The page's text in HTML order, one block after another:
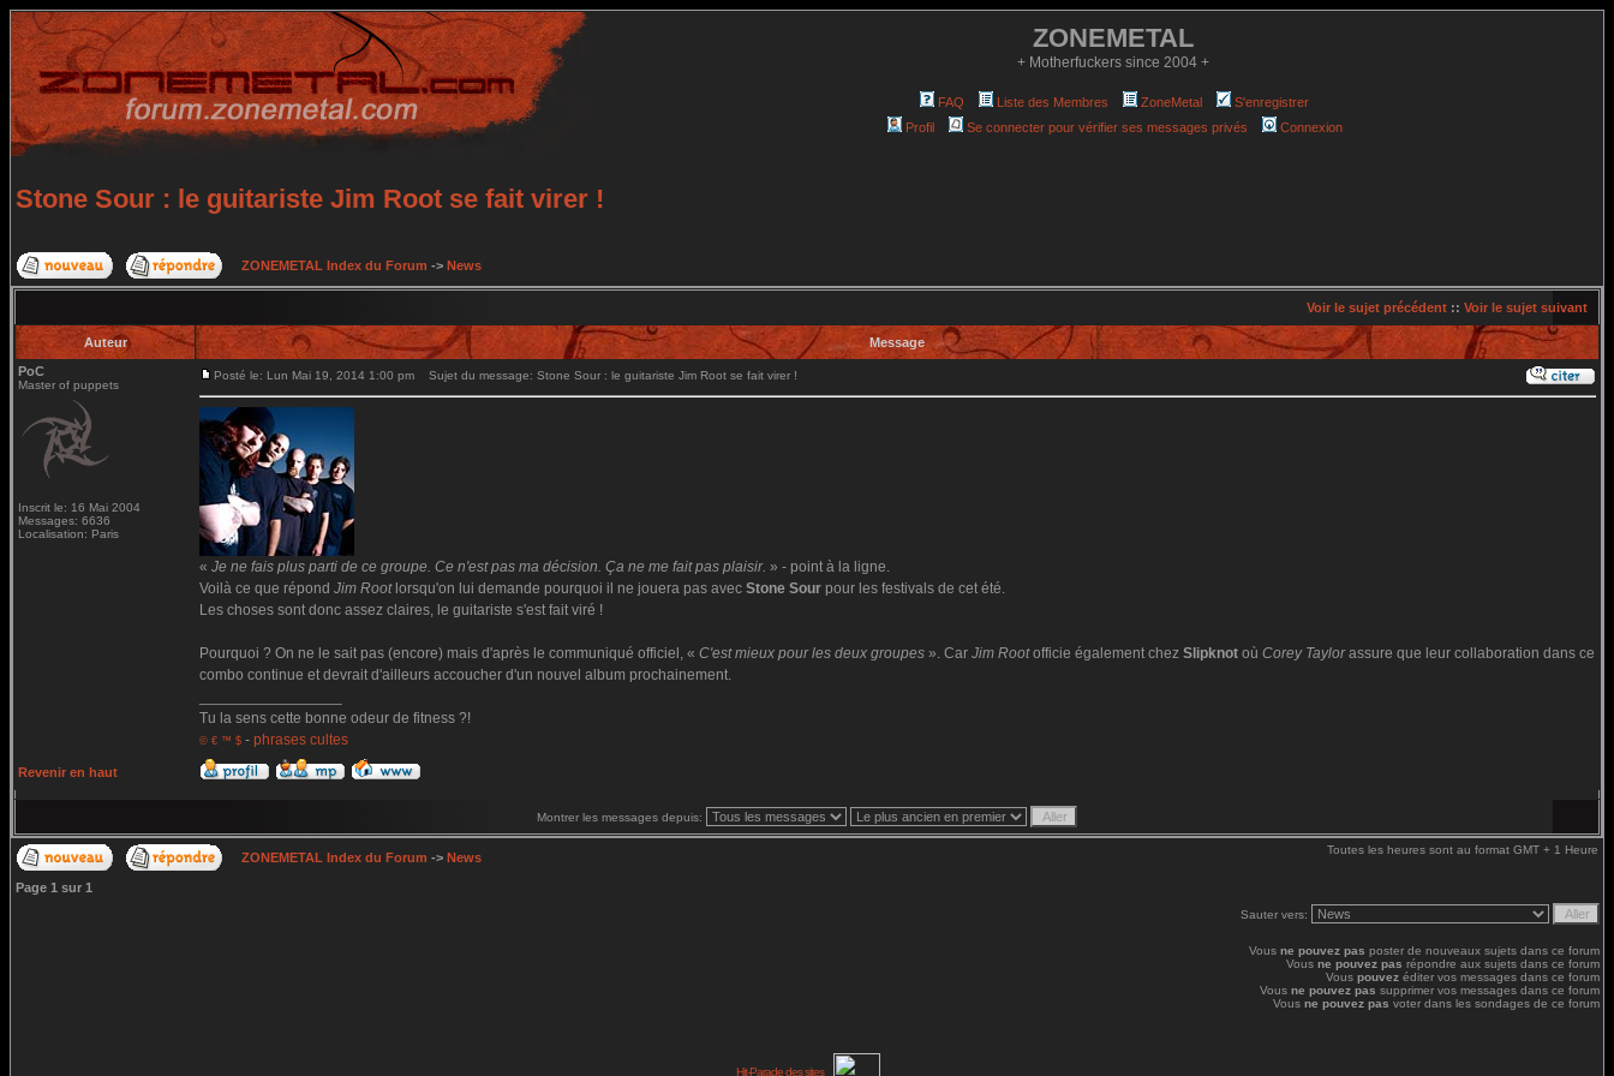
ZONEMETAL
+ Motherfuckers since 2004 +
FAQ Liste des Membres ZoneMetal
S'enregistrer
Profil
Se connecter pour vérifier ses messages privés Connexion
Stone Sour : le guitariste Jim Root se fait virer !
ZONEMETAL Index du Forum -> News
Voir le sujet précédent :: Voir le sujet suivant
Auteur
Message
PoC
Master of puppets
Inscrit le: 16 Mai 2004
Messages: 6636
Localisation: Paris
Posté le: Lun Mai 19, 2014 1:00 pm Sujet du message: Stone Sour : le guitariste Jim Root se fait virer !
« Je ne fais plus parti de ce groupe. Ce n'est pas ma décision. Ça ne me fait pas plaisir. » - point à la ligne.
Voilà ce que répond Jim Rootlorsqu'on lui demande pourquoi il ne jouera pas avec Stone Sour pour les festivals de cet été.
Les choses sont donc assez claires, le guitariste s'est fait viré !
Pourquoi ? On ne le sait pas (encore) mais d'après le communiqué officiel, « C'est mieux pour les deux groupes ». Car Jim Rootofficie également chez Slipknot où Corey Taylorassure que leur collaboration dans ce
combo continue et devrait d'ailleurs accoucher d'un nouvel album prochainement.
Tu la sens cette bonne odeur de fitness ?!
© € ™ $ - phrases cultes
Revenir en haut
Montrer les messages depuis:
ZONEMETAL Index du Forum -> News
Toutes les heures sont au format GMT + 1 Heure
Page 1 sur 1
Sauter vers:
Vous ne pouvez pas poster de nouveaux sujets dans ce forum
Vous ne pouvez pas répondre aux sujets dans ce forum
Vous pouvez éditer vos messages dans ce forum
Vous ne pouvez pas supprimer vos messages dans ce forum
Vous ne pouvez pas voter dans les sondages de ce forum